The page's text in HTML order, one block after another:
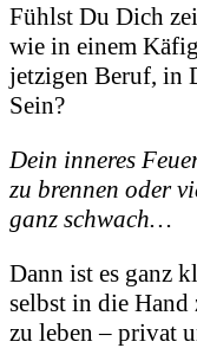
Fühlst Du Dich
wie in einem
jetzigen Beruf, in
Sein?
Dein inneres
zu brennen oder
ganz schwach…
Dann ist es ganz
selbst in die Hand
zu leben – privat